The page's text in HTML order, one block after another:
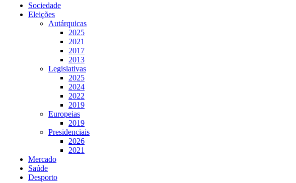
Sociedade
Eleições
Autárquicas
2025
2021
2017
2013
Legislativas
2025
2024
2022
2019
Europeias
2019
Presidenciais
2026
2021
Mercado
Saúde
Desporto